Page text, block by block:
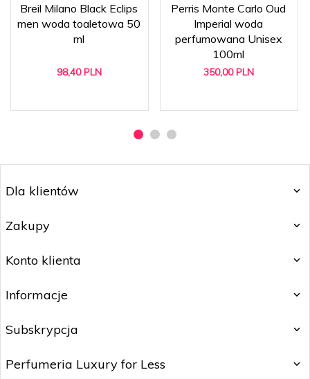
Breil Milano Black Eclips
men woda toaletowa 50
ml
98,40 PLN
Perris Monte Carlo Oud
Imperial woda
perfumowana Unisex
100ml
350,00 PLN
Dla klientów
Zakupy
Konto klienta
Informacje
Subskrypcja
Perfumeria Luxury for Less